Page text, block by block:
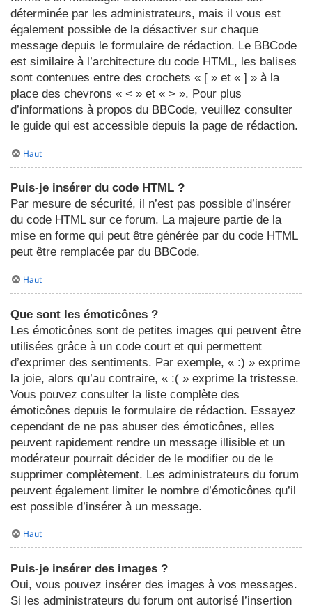
déterminée par les administrateurs, mais il vous est
également possible de la désactiver sur chaque
message depuis le formulaire de rédaction. Le BBCode
est similaire à l’architecture du code HTML, les balises
sont contenues entre des crochets « [ » et « ] » à la
place des chevrons « < » et « > ». Pour plus
d’informations à propos du BBCode, veuillez consulter
le guide qui est accessible depuis la page de rédaction.
Haut
Puis-je insérer du code HTML ?
Par mesure de sécurité, il n’est pas possible d’insérer
du code HTML sur ce forum. La majeure partie de la
mise en forme qui peut être générée par du code HTML
peut être remplacée par du BBCode.
Haut
Que sont les émoticônes ?
Les émoticônes sont de petites images qui peuvent être
utilisées grâce à un code court et qui permettent
d’exprimer des sentiments. Par exemple, « :) » exprime
la joie, alors qu’au contraire, « :( » exprime la tristesse.
Vous pouvez consulter la liste complète des
émoticônes depuis le formulaire de rédaction. Essayez
cependant de ne pas abuser des émoticônes, elles
peuvent rapidement rendre un message illisible et un
modérateur pourrait décider de le modifier ou de le
supprimer complètement. Les administrateurs du forum
peuvent également limiter le nombre d’émoticônes qu’il
est possible d’insérer à un message.
Haut
Puis-je insérer des images ?
Oui, vous pouvez insérer des images à vos messages.
Si les administrateurs du forum ont autorisé l’insertion